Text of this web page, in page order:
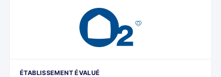
ÉTABLISSEMENT ÉVALUÉ